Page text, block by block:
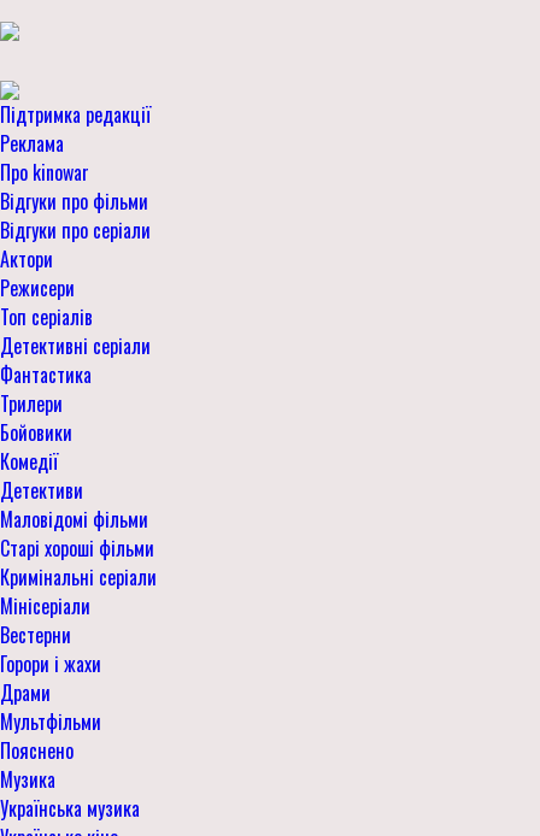
Підтримка редакції
Реклама
Про kinowar
Відгуки про фільми
Відгуки про серіали
Актори
Режисери
Топ серіалів
Детективні серіали
Фантастика
Трилери
Бойовики
Комедії
Детективи
Маловідомі фільми
Старі хороші фільми
Кримінальні серіали
Мінісеріали
Вестерни
Горори і жахи
Драми
Мультфільми
Пояснено
Музика
Українська музика